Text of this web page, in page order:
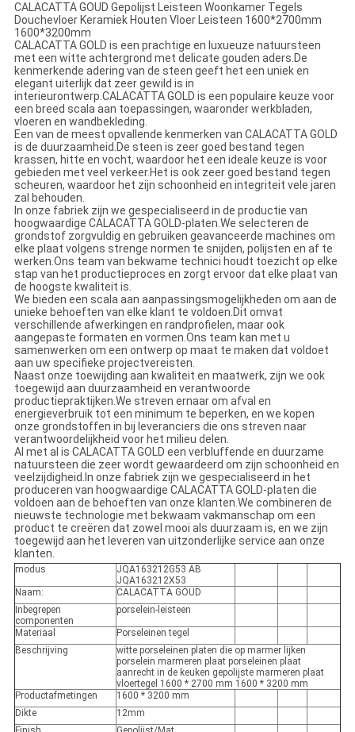
CALACATTA GOUD Gepolijst Leisteen Woonkamer Tegels
Douchevloer Keramiek Houten Vloer Leisteen 1600*2700mm
1600*3200mm
CALACATTA GOLD is een prachtige en luxueuze natuursteen
met een witte achtergrond met delicate gouden aders.De
kenmerkende adering van de steen geeft het een uniek en
elegant uiterlijk dat zeer gewild is in
interieurontwerp.CALACATTA GOLD is een populaire keuze voor
een breed scala aan toepassingen, waaronder werkbladen,
vloeren en wandbekleding.
Een van de meest opvallende kenmerken van CALACATTA GOLD
is de duurzaamheid.De steen is zeer goed bestand tegen
krassen, hitte en vocht, waardoor het een ideale keuze is voor
gebieden met veel verkeer.Het is ook zeer goed bestand tegen
scheuren, waardoor het zijn schoonheid en integriteit vele jaren
zal behouden.
In onze fabriek zijn we gespecialiseerd in de productie van
hoogwaardige CALACATTA GOLD-platen.We selecteren de
grondstof zorgvuldig en gebruiken geavanceerde machines om
elke plaat volgens strenge normen te snijden, polijsten en af ​​te
werken.Ons team van bekwame technici houdt toezicht op elke
stap van het productieproces en zorgt ervoor dat elke plaat van
de hoogste kwaliteit is.
We bieden een scala aan aanpassingsmogelijkheden om aan de
unieke behoeften van elke klant te voldoen.Dit omvat
verschillende afwerkingen en randprofielen, maar ook
aangepaste formaten en vormen.Ons team kan met u
samenwerken om een ​​ontwerp op maat te maken dat voldoet
aan uw specifieke projectvereisten.
Naast onze toewijding aan kwaliteit en maatwerk, zijn we ook
toegewijd aan duurzaamheid en verantwoorde
productiepraktijken.We streven ernaar om afval en
energieverbruik tot een minimum te beperken, en we kopen
onze grondstoffen in bij leveranciers die ons streven naar
verantwoordelijkheid voor het milieu delen.
Al met al is CALACATTA GOLD een verbluffende en duurzame
natuursteen die zeer wordt gewaardeerd om zijn schoonheid en
veelzijdigheid.In onze fabriek zijn we gespecialiseerd in het
produceren van hoogwaardige CALACATTA GOLD-platen die
voldoen aan de behoeften van onze klanten.We combineren de
nieuwste technologie met bekwaam vakmanschap om een ​​
product te creëren dat zowel mooi als duurzaam is, en we zijn
toegewijd aan het leveren van uitzonderlijke service aan onze
klanten.
modus
JQA163212G53 AB
JQA163212X53
Naam:
CALACATTA GOUD
Inbegrepen
componenten
porselein-leisteen
Materiaal
Porseleinen tegel
Beschrijving
witte porseleinen platen die op marmer lijken
porselein marmeren plaat porseleinen plaat
aanrecht in de keuken gepolijste marmeren plaat
vloertegel 1600 * 2700 mm 1600 * 3200 mm
Productafmetingen
1600 * 3200 mm
Dikte
12mm